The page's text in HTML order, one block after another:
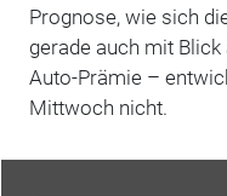
Prognose, wie sich
gerade auch mit
Auto-Prämie –
Mittwoch nicht.